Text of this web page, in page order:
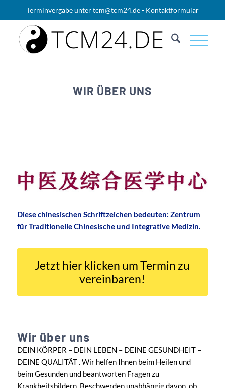
Terminvergabe untertcm@tcm24.de- Kontaktformular
WIR ÜBER UNS
Diese chinesischen Schriftzeichen bedeuten: Zentrum
für Traditionelle Chinesische und Integrative Medizin.
Jetzt hier klicken um Termin zu
vereinbaren!
Wir über uns
DEIN KÖRPER – DEIN LEBEN – DEINE GESUNDHEIT –
DEINE QUALITÄT . Wir helfen Ihnen beim Heilen und
beim Gesunden und beantworten Fragen zu
Krankheitsbildern, Beschwerden unabhängig davon, ob